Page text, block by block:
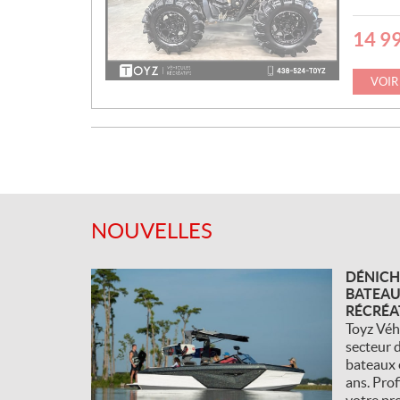
P
X
14
VOIR
NOUVELLES
Toyz
secteur
bateaux
ans.